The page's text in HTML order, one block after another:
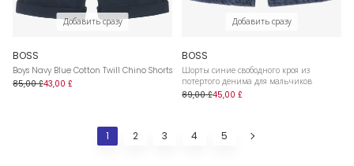
Добавить сразу
BOSS
Boys Navy Blue Cotton Twill Chino Shorts
85,00 £43,00 £
Добавить сразу
BOSS
Шорты синие свободного кроя из
потертого денима для мальчиков
89,00 £45,00 £
1 2 3 4 5